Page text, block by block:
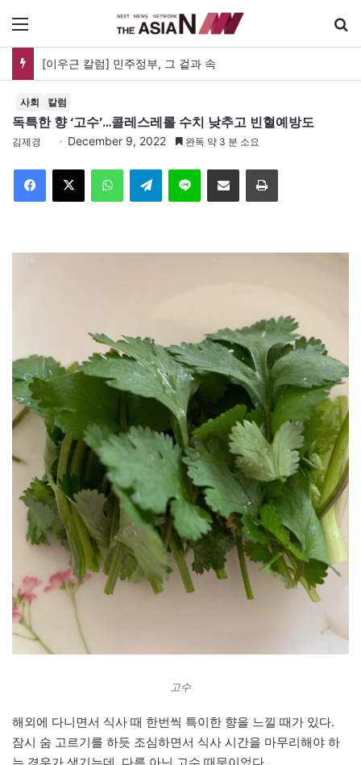
[이우근 칼럼] 민주정부, 그 겉과 속
사회 칼럼
독특한 향 ‘고수’…콜레스레롤 수치 낮추고 빈혈예방도
김제경 December 9, 2022 완독 약 3 분 소요
Telegram 이메일
고수
해외에 다니면서 식사 때 한번씩 특이한 향을 느낄 때가 있다.
잠시 숨 고르기를 하듯 조심하면서 식사 시간을 마무리해야 하